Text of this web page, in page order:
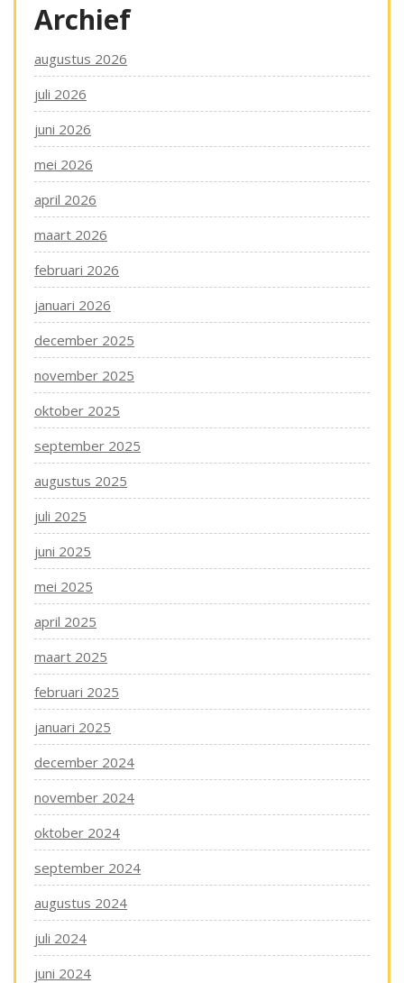
Archief
augustus 2026
juli 2026
juni 2026
mei 2026
april 2026
maart 2026
februari 2026
januari 2026
december 2025
november 2025
oktober 2025
september 2025
augustus 2025
juli 2025
juni 2025
mei 2025
april 2025
maart 2025
februari 2025
januari 2025
december 2024
november 2024
oktober 2024
september 2024
augustus 2024
juli 2024
juni 2024